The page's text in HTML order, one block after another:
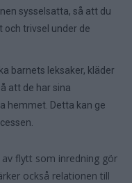
sysselsatta, så att du
och trivsel under de
barnets leksaker, kläder
att de har sina
hemmet. Detta kan ge
flytt som inredning gör
också relationen till